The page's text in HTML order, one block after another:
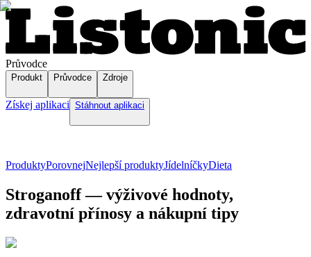
Průvodce
Produkt Průvodce Zdroje
Získej aplikaci Stáhnout aplikaci
ProduktyPorovnejNejlepší produktyJídelníčkyDieta
Stroganoff — výživové hodnoty,
zdravotní přínosy a nákupní tipy